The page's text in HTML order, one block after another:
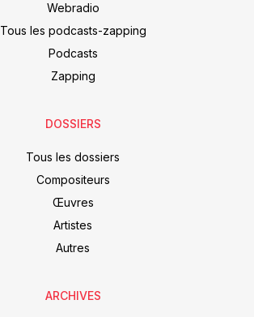
Webradio
Tous les podcasts-zapping
Podcasts
Zapping
DOSSIERS
Tous les dossiers
Compositeurs
Œuvres
Artistes
Autres
ARCHIVES